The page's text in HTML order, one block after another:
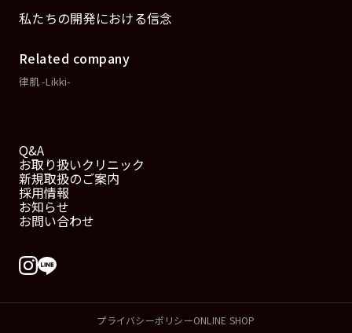
私たちの開発における信念
Related company
律肌 -Likki-
Q&A
お取り扱いクリニック
新規取扱のご案内
採用情報
お知らせ
お問い合わせ
プライバシーポリシーONLINE SHOP